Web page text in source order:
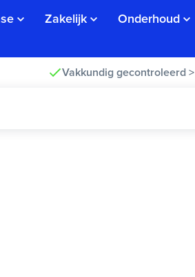
Zakelijk Onderhoud
Vakkundig gecontroleerd >